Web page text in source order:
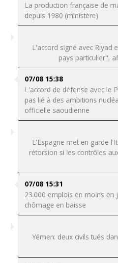
La production française de
depuis 1980 (ministère)
L'accord signé avec Riyad
pays particulier",
07/08 15:38
L'accord de défense avec le
pas lié à des ambitions
officielle saoudienne
L'Espagne met en garde
rétorsion si les contrôles
07/08 15:31
23.000 emplois en moins en
chômage en baisse
Yémen: deux civils tués